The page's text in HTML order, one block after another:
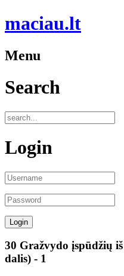
maciau.lt
Menu
Search
Login
30 Gražvydo įspūdžių
dalis) - 1